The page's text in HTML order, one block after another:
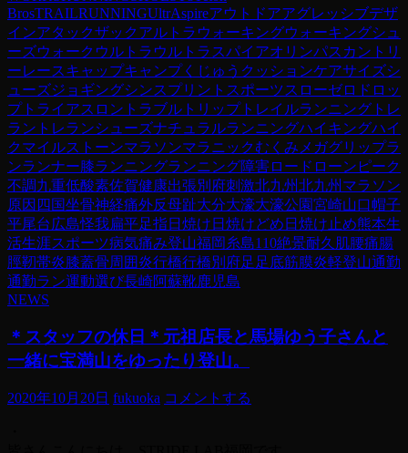
BrosTRAILRUNNINGUltrAspireアウトドアアグレッシブデザ
インアタックザック アルトラ ウォーキングウォーキングシュ
ーズウォーク ウルトラ ウルトラスパイアオリンパス カントリ
ーレースキャップキャンプくじゅう クッションケアサイズシ
ューズジョギングシンスプリント スポーツスローゼロドロッ
プトライアスロン トラブル トリップトレイルランニング トレ
ラン トレランシューズナチュラルランニングハイキングハイ
ク マイルストーンマラソンマラニックむくみ メガグリップラ
ンランナー膝ランニングランニング障害ロード ローンピーク
不調九重低酸素佐賀健康出張別府刺激北九州北九州マラソン
原因 四国坐骨神経痛外反母趾大分大濠大濠公園宮崎山口帽子
平尾台 広島怪我扁平足指日焼け 日焼けどめ 日焼け止め熊本生
活生涯スポーツ病気痛み登山福岡 糸島110絶景耐久 肌腰痛腸
脛靭帯炎膝蓋骨周囲炎行橋行橋別府足 足底筋膜炎軽登山通勤
通勤ラン運動選び長崎阿蘇靴鹿児島
NEWS
＊スタッフの休日＊元祖店長と馬場ゆう子さんと
一緒に宝満山をゆったり登山。
2020年10月20日 fukuoka コメントする